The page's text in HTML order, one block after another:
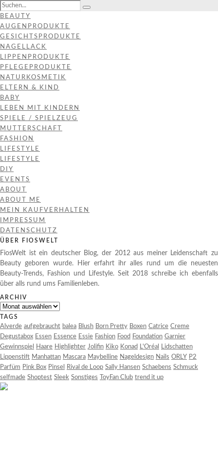
BEAUTY
AUGENPRODUKTE
GESICHTSPRODUKTE
NAGELLACK
LIPPENPRODUKTE
PFLEGEPRODUKTE
NATURKOSMETIK
ELTERN & KIND
BABY
LEBEN MIT KINDERN
SPIELE / SPIELZEUG
MUTTERSCHAFT
FASHION
LIFESTYLE
LIFESTYLE
DIY
EVENTS
ABOUT
ABOUT ME
MEIN KAUFVERHALTEN
IMPRESSUM
DATENSCHUTZ
ÜBER FIOSWELT
FiosWelt ist ein deutscher Blog, der 2012 aus meiner Leidenschaft zu
Beauty geboren wurde. Hier erfahrt ihr alles rund um die neuesten
Beauty-Trends, Fashion und Lifestyle. Seit 2018 schreibe ich ebenfalls
über alls rund ums Familienleben.
ARCHIV
Archiv
TAGS
Alverde aufgebraucht balea Blush Born Pretty Boxen Catrice Creme
Degustabox Essen Essence Essie Fashion Food Foundation Garnier
Gewinnspiel
Haare Highlighter Jolifin Kiko Konad L'Oréal
Lidschatten
Lippenstift Manhattan Mascara Maybelline Nageldesign Nails ORLY P2
Parfüm Pink Box Pinsel Rival de Loop Sally Hansen Schaebens Schmuck
selfmade Shoptest Sleek Sonstiges ToyFan Club trend it up